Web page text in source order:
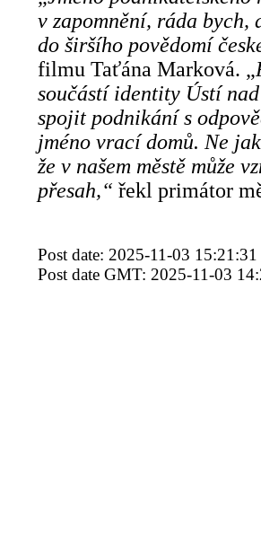
v zapomnění, ráda
do širšího povědomí
filmu Taťána Marková. „
součástí identity Ústí
spojit podnikání s
jméno vrací domů. Ne
že v našem městě může
přesah,“ řekl primátor
Post date: 2025-11-03 15:21:31
Post date GMT: 2025-11-03